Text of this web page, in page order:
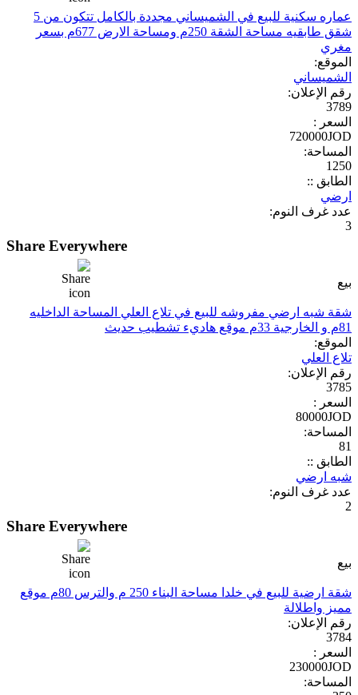
عماره سكنية للبيع في الشميساني مجددة بالكامل تتكون من 5
شقق طابقيه مساحة الشقة 250م ومساحة الارض 677م بسعر
مغري
الموقع:
الشميساني
رقم الإعلان:
3789
السعر :
720000JOD
المساحة:
1250
الطابق ::
ارضي
عدد غرف النوم:
3
Share Everywhere
بيع
شقة شبه ارضي مفروشه للبيع في تلاع العلي المساحة الداخليه
81م و الخارجية 33م موقع هاديء تشطيب حديث
الموقع:
تلاع العلي
رقم الإعلان:
3785
السعر :
80000JOD
المساحة:
81
الطابق ::
شبه ارضي
عدد غرف النوم:
2
Share Everywhere
بيع
شقة ارضية للبيع في خلدا مساحة البناء 250 م والترس 80م موقع
مميز واطلالة
رقم الإعلان:
3784
السعر :
230000JOD
المساحة: